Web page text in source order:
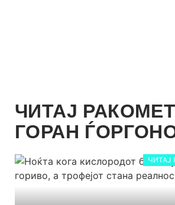
ЧИТАЈ
ГОРАН
ЧИТАЈ